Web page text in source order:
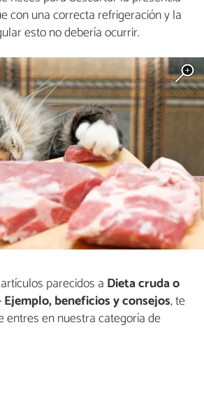
con una correcta refrigeración y la
esto no debería ocurrir.
parecidos a Dieta cruda o
Ejemplo, beneficios y consejos, te
entres en nuestra categoría de